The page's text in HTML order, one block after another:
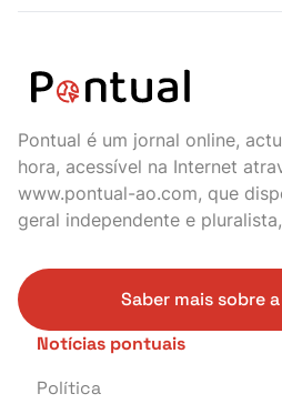
Pontual é um jornal online,
hora, acessível na Internet
www.pontual-ao.com, que
geral independente e
Saber mais sobre
Notícias pontuais
Política